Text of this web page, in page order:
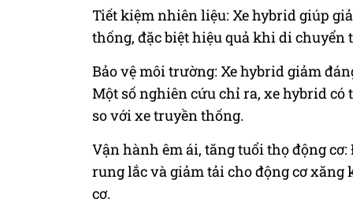
Tiết kiệm nhiên liệu: Xe hybrid giúp
thống, đặc biệt hiệu quả khi di
Bảo vệ môi trường: Xe hybrid giảm
Một số nghiên cứu chỉ ra, xe hybrid có
so với xe truyền thống.
Vận hành êm ái, tăng tuổi thọ động
rung lắc và giảm tải cho động cơ
cơ.